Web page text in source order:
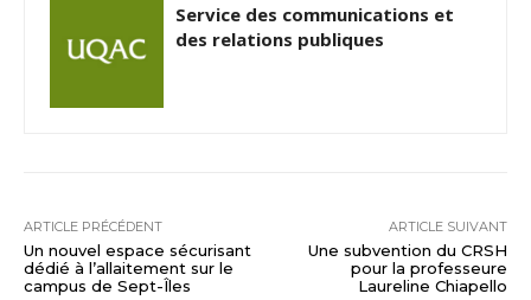
Service des communications et
des relations publiques
ARTICLE PRÉCÉDENT
Un nouvel espace sécurisant
dédié à l’allaitement sur le
campus de Sept-Îles
ARTICLE SUIVANT
Une subvention du CRSH
pour la professeure
Laureline Chiapello